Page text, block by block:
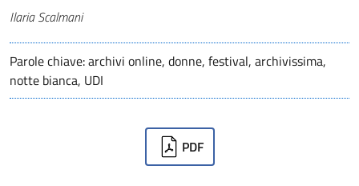
Autori
Ilaria Scalmani
Parole chiave: archivi online, donne, festival, archivissima,
notte bianca, UDI
PDF